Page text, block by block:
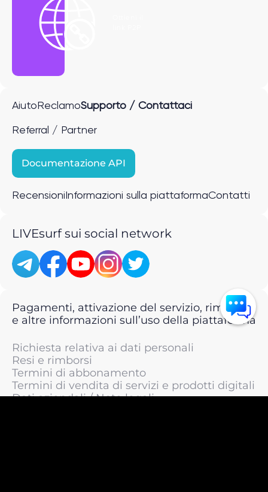
Aiuto ReclamoSupporto / Contattaci
Referral / Partner
Documentazione API
Recensioni Informazioni sulla piattaformaContatti
LIVEsurf sui social network
Pagamenti, attivazione del servizio, rimborsi
e altre informazioni sull’uso della piattaforma
Richiesta relativa ai dati personali
Resi e rimborsi
Termini di abbonamento
Termini di vendita di servizi e prodotti digitali
Dati aziendali / Note legali